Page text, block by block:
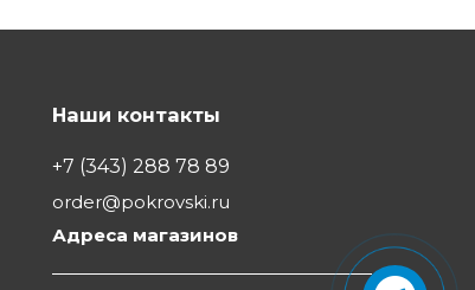
Наши контакты
+7 (343) 288 78 89
order@pokrovski.ru
Адреса магазинов